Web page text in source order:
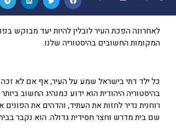
לאחרונה הפכת העיר לובלין להיות יעד מבוקש
המקומות החשובים בהיסטוריה שלנו.
כל ילד דתי בישראל שמע על העיר, אף אם לא זכה
בהיסטוריה היהודית הוא ידוע כמנהיג החשוב
שם בית מדרש וחצר חסידית גדולה. הוא נקבר